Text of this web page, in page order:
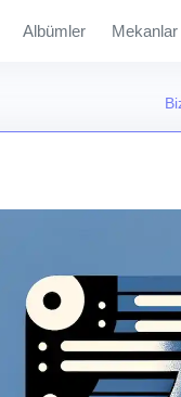
Albümler Mekanlar